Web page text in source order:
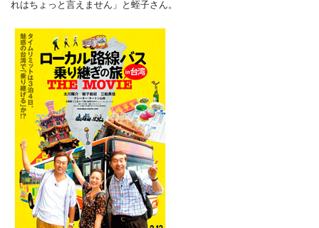
れはちょっと言えません」と蛭子さん。